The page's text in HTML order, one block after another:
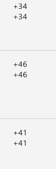
+34
+34
+46
+46
+41
+41